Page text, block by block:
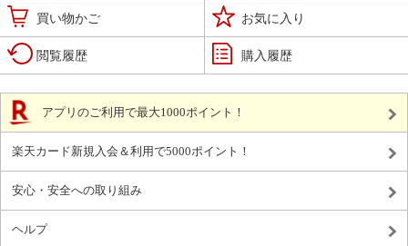
買い物かご お気に入り
閲覧履歴 購入履歴
アプリのご利用で最大1000ポイント！
楽天カード新規入会＆利用で5000ポイント！
安心・安全への取り組み
ヘルプ